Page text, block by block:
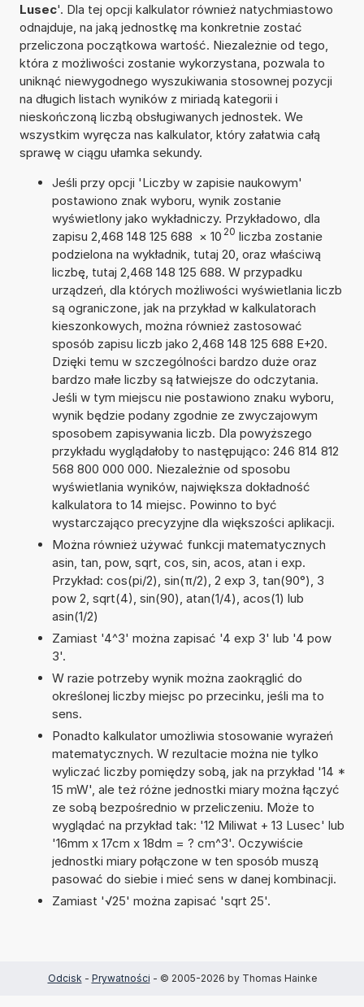
Lusec'. Dla tej opcji kalkulator również natychmiastowo
odnajduje, na jaką jednostkę ma konkretnie zostać
przeliczona początkowa wartość. Niezależnie od tego,
która z możliwości zostanie wykorzystana, pozwala to
uniknąć niewygodnego wyszukiwania stosownej pozycji
na długich listach wyników z miriadą kategorii i
nieskończoną liczbą obsługiwanych jednostek. We
wszystkim wyręcza nas kalkulator, który załatwia całą
sprawę w ciągu ułamka sekundy.
Jeśli przy opcji 'Liczby w zapisie naukowym'
postawiono znak wyboru, wynik zostanie
wyświetlony jako wykładniczy. Przykładowo, dla
zapisu 2,468 148 125 688 × 10 20 liczba zostanie
podzielona na wykładnik, tutaj 20, oraz właściwą
liczbę, tutaj 2,468 148 125 688. W przypadku
urządzeń, dla których możliwości wyświetlania liczb
są ograniczone, jak na przykład w kalkulatorach
kieszonkowych, można również zastosować
sposób zapisu liczb jako 2,468 148 125 688 E+20.
Dzięki temu w szczególności bardzo duże oraz
bardzo małe liczby są łatwiejsze do odczytania.
Jeśli w tym miejscu nie postawiono znaku wyboru,
wynik będzie podany zgodnie ze zwyczajowym
sposobem zapisywania liczb. Dla powyższego
przykładu wyglądałoby to następująco: 246 814 812
568 800 000 000. Niezależnie od sposobu
wyświetlania wyników, największa dokładność
kalkulatora to 14 miejsc. Powinno to być
wystarczająco precyzyjne dla większości aplikacji.
Można również używać funkcji matematycznych
asin, tan, pow, sqrt, cos, sin, acos, atan i exp.
Przykład: cos(pi/2), sin(π/2), 2 exp 3, tan(90°), 3
pow 2, sqrt(4), sin(90), atan(1/4), acos(1) lub
asin(1/2)
Zamiast '4^3' można zapisać '4 exp 3' lub '4 pow
3'.
W razie potrzeby wynik można zaokrąglić do
określonej liczby miejsc po przecinku, jeśli ma to
sens.
Ponadto kalkulator umożliwia stosowanie wyrażeń
matematycznych. W rezultacie można nie tylko
wyliczać liczby pomiędzy sobą, jak na przykład '14 *
15 mW', ale też różne jednostki miary można łączyć
ze sobą bezpośrednio w przeliczeniu. Może to
wyglądać na przykład tak: '12 Miliwat + 13 Lusec' lub
'16mm x 17cm x 18dm = ? cm^3'. Oczywiście
jednostki miary połączone w ten sposób muszą
pasować do siebie i mieć sens w danej kombinacji.
Zamiast '√25' można zapisać 'sqrt 25'.
Odcisk - Prywatności - © 2005-2026 by Thomas Hainke